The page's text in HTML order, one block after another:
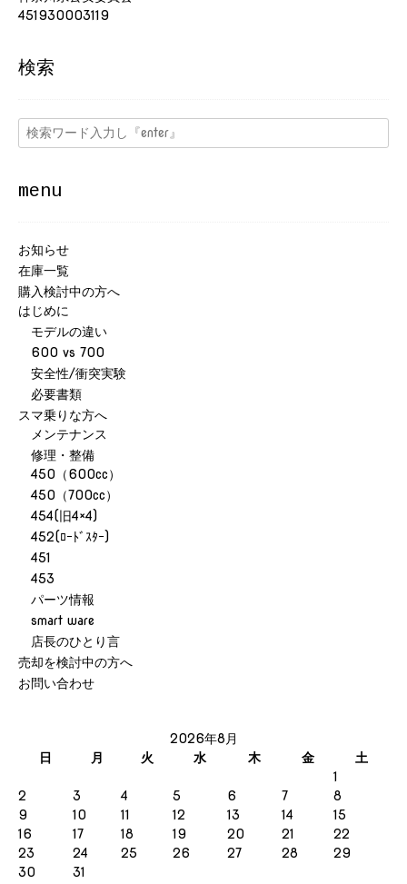
451930003119
検索
menu
お知らせ
在庫一覧
購入検討中の方へ
はじめに
モデルの違い
600 vs 700
安全性/衝突実験
必要書類
スマ乗りな方へ
メンテナンス
修理・整備
450（600cc）
450（700cc）
454(旧4×4)
452(ﾛｰﾄﾞｽﾀｰ)
451
453
パーツ情報
smart ware
店長のひとり言
売却を検討中の方へ
お問い合わせ
2026年8月
日
月 火 水 木 金
土
1
2
3 4 5 6 7
8
9
10 11 12 13 14
15
16
17 18 19 20 21
22
23
24 25 26 27 28
29
30
31